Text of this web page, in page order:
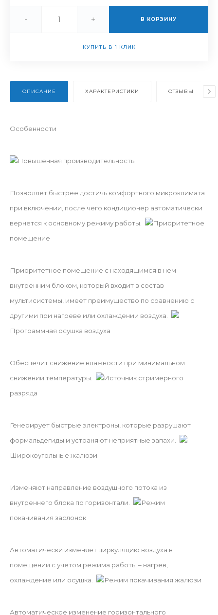
- + В КОРЗИНУ
КУПИТЬ В 1 КЛИК
ОПИСАНИЕ ХАРАКТЕРИСТИКИ ОТЗЫВЫ
Особенности
Повышенная производительность
Позволяет быстрее достичь комфортного микроклимата
при включении, после чего кондиционер автоматически
вернется к основному режиму работы.
Приоритетное
помещение
Приоритетное помещение с находящимся в нем
внутренним блоком, который входит в состав
мультисистемы, имеет преимущество по сравнению с
другими при нагреве или охлаждении воздуха.
Программная осушка воздуха
Обеспечит снижение влажности при минимальном
снижении температуры.
Источник стримерного
разряда
Генерирует быстрые электроны, которые разрушают
формальдегиды и устраняют неприятные запахи.
Широкоугольные жалюзи
Изменяют направление воздушного потока из
внутреннего блока по горизонтали.
Режим
покачивания заслонок
Автоматически изменяет циркуляцию воздуха в
помещении с учетом режима работы – нагрев,
охлаждение или осушка.
Режим покачивания жалюзи
Автоматическое изменение горизонтального